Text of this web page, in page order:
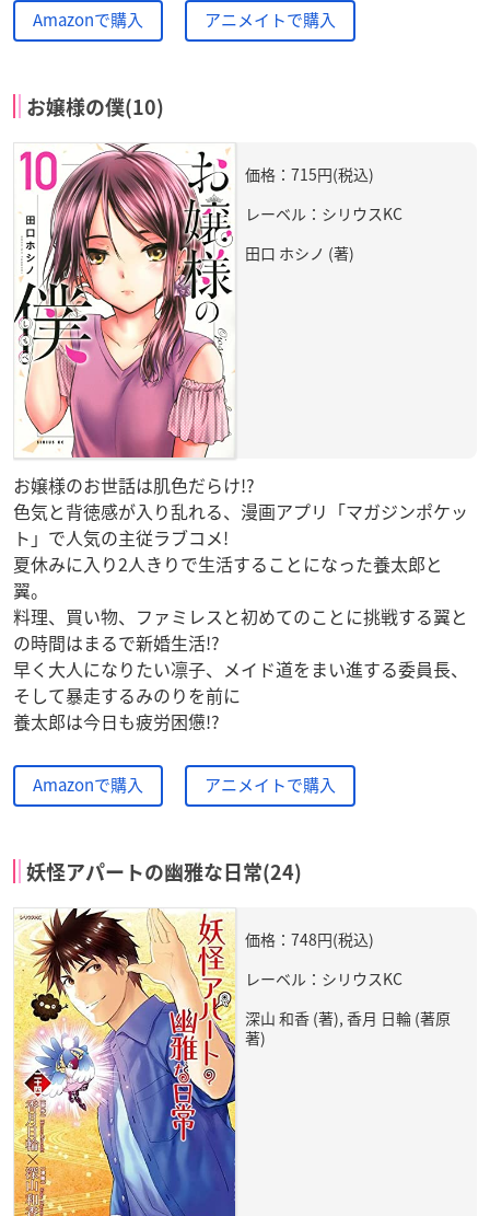
Amazonで購入 アニメイトで購入
お嬢様の僕(10)
価格：715円(税込)
レーベル：シリウスKC
田口 ホシノ (著)
お嬢様のお世話は肌色だらけ!?
色気と背徳感が入り乱れる、漫画アプリ「マガジンポケッ
ト」で人気の主従ラブコメ!
夏休みに入り2人きりで生活することになった養太郎と
翼。
料理、買い物、ファミレスと初めてのことに挑戦する翼と
の時間はまるで新婚生活!?
早く大人になりたい凛子、メイド道をまい進する委員長、
そして暴走するみのりを前に
養太郎は今日も疲労困憊!?
Amazonで購入 アニメイトで購入
妖怪アパートの幽雅な日常(24)
価格：748円(税込)
レーベル：シリウスKC
深山 和香 (著), 香月 日輪 (著原
著)